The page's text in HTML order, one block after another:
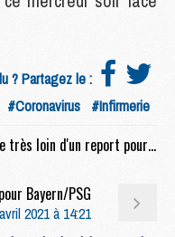
? Partagez le :
#Coronavirus #Infirmerie
Match : Bayern/PSG encore très loin d'un report pour cause de Covid-19
Bayern/PSG
2021 à 14:21